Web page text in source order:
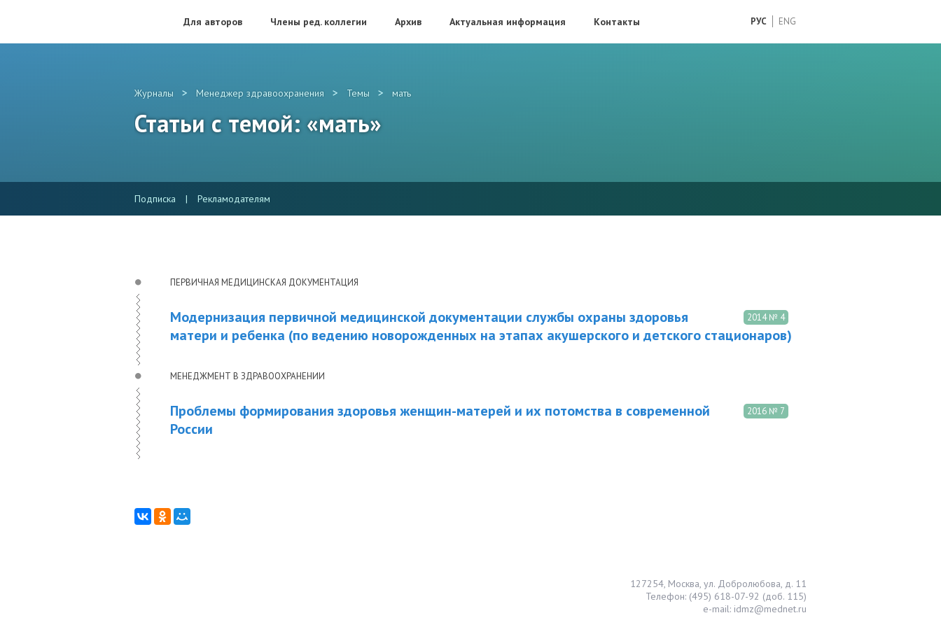
РУС ENG
Для авторов Члены ред. коллегии Архив Актуальная информация Контакты
Журналы > Менеджер здравоохранения > Темы > мать
Статьи с темой: «мать»
Подписка | Рекламодателям
ПЕРВИЧНАЯ МЕДИЦИНСКАЯ ДОКУМЕНТАЦИЯ
2014 № 4
Модернизация первичной медицинской документации службы охраны здоровья
матери и ребенка (по ведению новорожденных на этапах акушерского и детского стационаров)
МЕНЕДЖМЕНТ В ЗДРАВООХРАНЕНИИ
2016 № 7
Проблемы формирования здоровья женщин-матерей и их потомства в современной
России
127254, Москва, ул. Добролюбова, д. 11
Телефон: (495) 618-07-92 (доб. 115)
e-mail: idmz@mednet.ru